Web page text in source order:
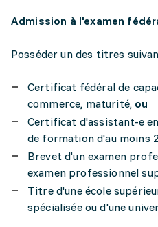
Admission à l'examen
Posséder un des titres
Certificat fédéral de
commerce, maturité, ou
Certificat d'assistant-e
de formation d'au moins
Brevet d'un examen
examen professionnel
Titre d'une école
spécialisée ou d'une